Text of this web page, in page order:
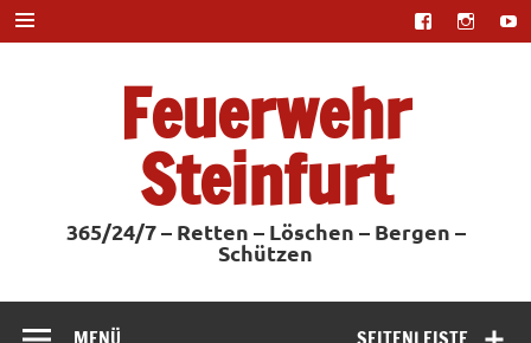
Zum
Inhalt
springen
Feuerwehr
Steinfurt
365/24/7 – Retten – Löschen – Bergen –
Schützen
SEITENLEISTE
MENÜ